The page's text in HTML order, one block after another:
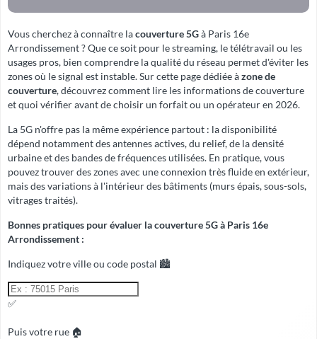
Vous cherchez à connaître lacouverture 5Gà Paris 16e
Arrondissement ? Que ce soit pour le streaming, le télétravail ou les
usages pros, bien comprendre la qualité du réseau permet d'éviter les
zones où le signal est instable. Sur cette page dédiée àzone de
couverture, découvrez comment lire les informations de couverture
et quoi vérifier avant de choisir un forfait ou un opérateur en 2026.
La 5G n'offre pas la même expérience partout : la disponibilité
dépend notamment des antennes actives, du relief, de la densité
urbaine et des bandes de fréquences utilisées. En pratique, vous
pouvez trouver des zones avec une connexion très fluide en extérieur,
mais des variations à l'intérieur des bâtiments (murs épais, sous-sols,
vitrages traités).
Bonnes pratiques pour évaluer la couverture 5G à Paris 16e
Arrondissement :
Indiquez votre ville ou code postal 🏙️
✅
Puis votre rue 🏠